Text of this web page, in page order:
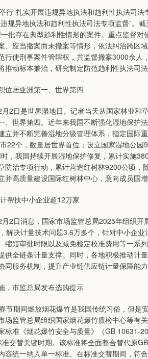
“扎实开展违规异地执法和趋利性执法司法
规异地执法和趋利性执法司法专项监督”。
批存在典型趋利性情形的案件。重点监督
、应当撤案而未撤案等情形，依法纠治跨区
行使刑事案件管辖权，共监督撤案3000余
动标本兼治，研究制定防范趋利性执法司法
居亚洲第一、世界第四
日是世界湿地日。记者当天从国家林业和
、世界第四。近年来我国不断强化湿地保护
立并不断完善湿地分级管理体系，指定国际
22个，数量居世界首位；设立国家湿地公园
，我国持续开展湿地保护修复，累计实施
防治专项行动，累计营造红树林9200公顷
高质量建设国际红树林中心，意向成员国增
扶中小企业超12万家
日消息，国家市场监管总局2025年组织开
解决计量技术问题3.6万多个，针对中小企
缩短审批时限以及减免检定校准费用等一系
供全链条计量支撑。同时，各地积极推动计
服务机制，提升产业链供应链计量保障能力
市监总局发布选购提示
期间燃放烟花爆竹是我国传统习俗，但是
场监管总局组织国家烟花爆竹质检中心等有
标准《烟花爆竹安全与质量》（GB 10631-
交替关键时期。该标准将全面整合替代原
容统一纳入单一标准。在标准交替期间，符